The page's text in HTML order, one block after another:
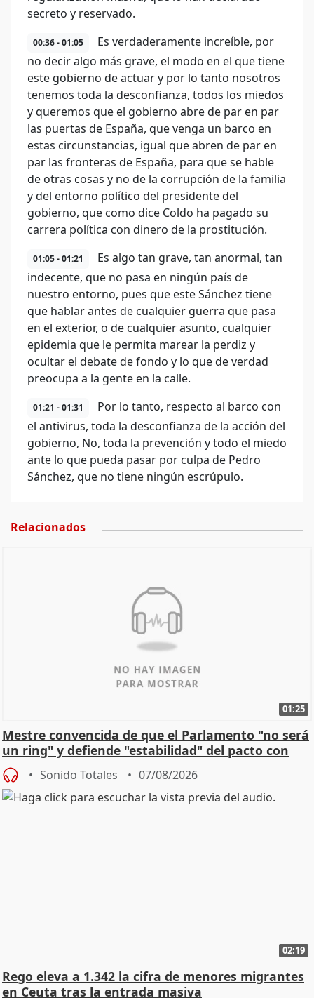
secreto y reservado.
00:36 - 01:05
Es verdaderamente increíble, por
no decir algo más grave, el modo en el que tiene
este gobierno de actuar y por lo tanto nosotros
tenemos toda la desconfianza, todos los miedos
y queremos que el gobierno abre de par en par
las puertas de España, que venga un barco en
estas circunstancias, igual que abren de par en
par las fronteras de España, para que se hable
de otras cosas y no de la corrupción de la familia
y del entorno político del presidente del
gobierno, que como dice Coldo ha pagado su
carrera política con dinero de la prostitución.
01:05 - 01:21
Es algo tan grave, tan anormal, tan
indecente, que no pasa en ningún país de
nuestro entorno, pues que este Sánchez tiene
que hablar antes de cualquier guerra que pasa
en el exterior, o de cualquier asunto, cualquier
epidemia que le permita marear la perdiz y
ocultar el debate de fondo y lo que de verdad
preocupa a la gente en la calle.
01:21 - 01:31
Por lo tanto, respecto al barco con
el antivirus, toda la desconfianza de la acción del
gobierno, No, toda la prevención y todo el miedo
ante lo que pueda pasar por culpa de Pedro
Sánchez, que no tiene ningún escrúpulo.
Relacionados
01:25
Mestre convencida de que el Parlamento "no será
un ring" y defiende "estabilidad" del pacto con
Vox
Sonido Totales 07/08/2026
02:19
Rego eleva a 1.342 la cifra de menores migrantes
en Ceuta tras la entrada masiva